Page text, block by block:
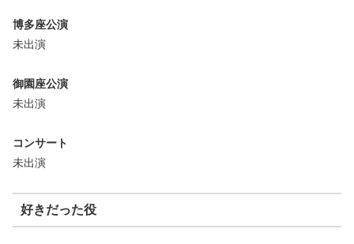
博多座公演
未出演
御園座公演
未出演
コンサート
未出演
好きだった役